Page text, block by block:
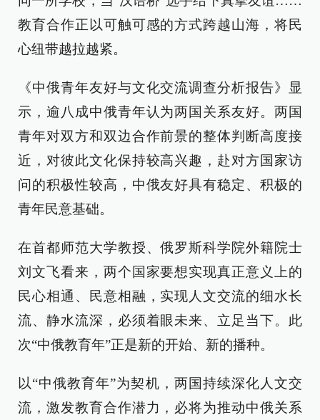
教育合作正以可触可感的方式跨越山海，将民
心纽带越拉越紧。
《中俄青年友好与文化交流调查分析报告》显
示，逾八成中俄青年认为两国关系友好。两国
青年对双方和双边合作前景的整体判断高度接
近，对彼此文化保持较高兴趣，赴对方国家访
问的积极性较高，中俄友好具有稳定、积极的
青年民意基础。
在首都师范大学教授、俄罗斯科学院外籍院士
刘文飞看来，两个国家要想实现真正意义上的
民心相通、民意相融，实现人文交流的细水长
流、静水流深，必须着眼未来、立足当下。此
次“中俄教育年”正是新的开始、新的播种。
以“中俄教育年”为契机，两国持续深化人文交
流，激发教育合作潜力，必将为推动中俄关系